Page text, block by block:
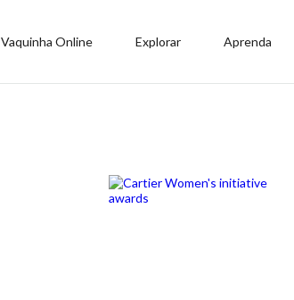
Vaquinha Online Explorar Aprenda